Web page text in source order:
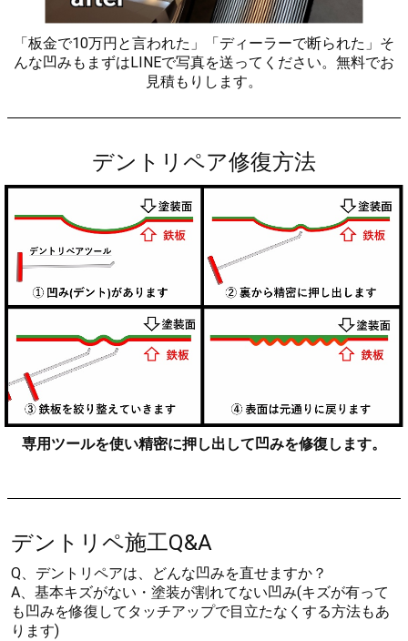
「板金で10万円と言われた」「ディーラーで断られた」そ
んな凹みもまずはLINEで写真を送ってください。無料でお
見積もりします。
デントリペア修復方法
専用ツールを使い精密に押し出して凹みを修復します。
デントリペ施工Q&A
Q、デントリペアは、どんな凹みを直せますか？
A、基本キズがない・塗装が割れてない凹み(キズが有って
も凹みを修復してタッチアップで目立たなくする方法もあ
ります)